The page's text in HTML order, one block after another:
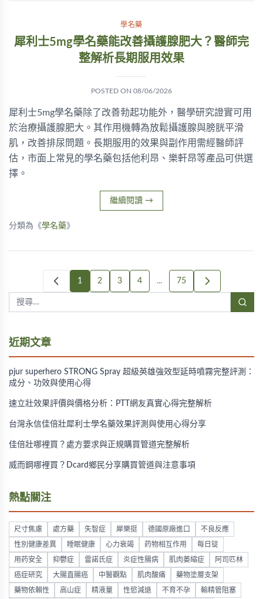
學名藥
犀利士5mg學名藥能改善攝護腺肥大？醫師完
整解析長期服用效果
POSTED ON 08/06/2026
犀利士5mg學名藥除了改善勃起功能外，醫學研究證實可用
於治療攝護腺肥大。其作用機轉為放鬆攝護腺與膀胱平滑
肌，改善排尿問題。長期服用的效果與副作用需經醫師評
估，市面上常見的學名藥包括他利昂、樂軒昂等產品可供選
擇。
繼續閱讀 →
分類為《學名藥》
1 2 3 4 ... 75
近期文章
pjur superhero STRONG Spray 超級英雄強效型延時噴霧完整評測：
成分、功效與使用心得
速立壯效果評價與價格分析：PTT網友真實心得完整解析
台灣永信佳倍壯犀利士學名藥效果評測與使用心得分享
佳倍壯哪裡買？處方要求與正規購買管道完整解析
威而鋼哪裡買？Dcard鄉民分享購買管道與注意事項
熱點關注
尺寸焦慮 處方藥 失智症 犀樂挺 德國原廠進口 不良反應
性別健康差異 睡眠健康 心力衰竭 药物相互作用 每日锭
用药安全 抑鬱症 雷諾氏症 炎症性腸病 肌肉萎縮症 阿司匹林
癌症研究 大腸直腸癌 中醫觀點 肌肉酸痛 藥物塗層支架
藥物依賴性 高山症 精液量 性慾減退 不育不孕 輸精管阻塞